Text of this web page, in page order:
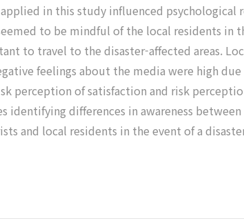
in this study influenced psychological
to be mindful of the local residents in
to travel to the disaster-affected areas.
feelings about the media were high
perception of satisfaction and risk
differences in awareness
and local residents in the event of a